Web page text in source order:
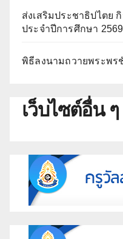
ส่งเสริมประชาธิปไตย
ประจำปีการศึกษา 2569
พิธีลงนามถวายพระพร
เว็บไซต์อื่น ๆ